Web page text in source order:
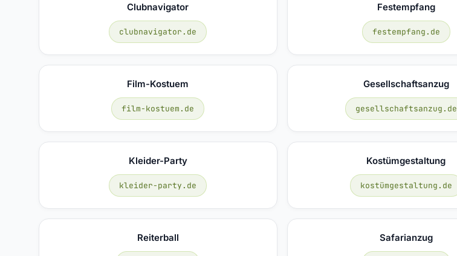
Clubnavigator
clubnavigator.de
Festempfang
festempfang.de
Film-Kostuem
film-kostuem.de
Gesellschaftsanzug
gesellschaftsanzug.de
Kleider-Party
kleider-party.de
Kostümgestaltung
kostümgestaltung.de
Reiterball Safarianzug